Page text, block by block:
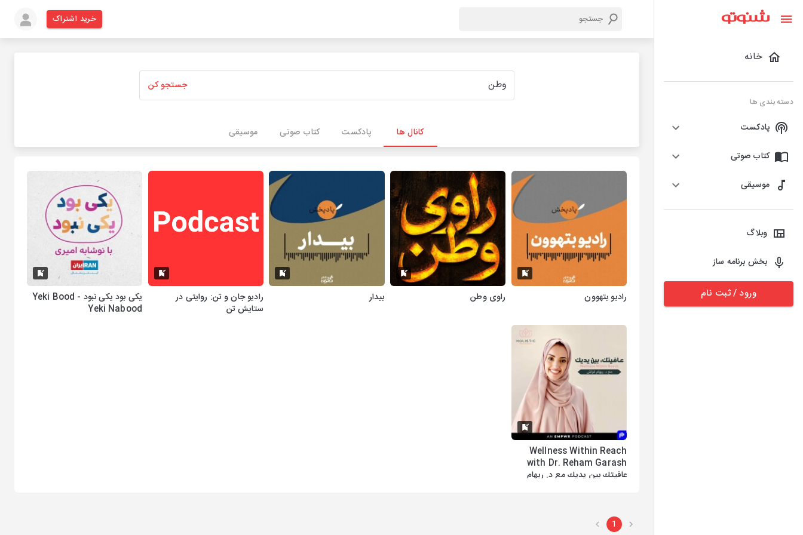
خانه
دسته بندی ها
پادکست
کتاب صوتی
موسیقی
وبلاگ
بخش برنامه ساز
ورود / ثبت نام
خرید اشتراک
جستجو کن
کانال ها پادکست کتاب صوتی موسیقی
رادیو بتهوون راوی وطن بیدار
رادیو جان و تن: روایتی در
ستایش تن
یکی بود یکی نبود - Yeki Bood
Yeki Nabood
Wellness Within Reach
with Dr. Reham Garash
عافيتك بين يديك مع د. ريهام
1